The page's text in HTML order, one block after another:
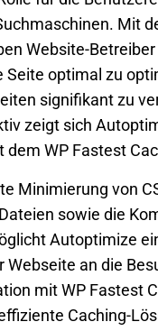
Mit
Website-Betreiber
Seite optimal zu
signifikant zu
zeigt sich
dem WP Fastest
Minimierung von
sowie die
Autoptimize
Webseite an die
mit WP Fastest
Caching-